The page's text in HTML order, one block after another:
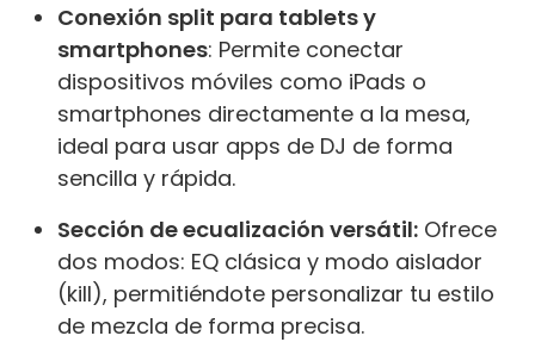
Conexión split para tablets y
smartphones: Permite conectar
dispositivos móviles como iPads o
smartphones directamente a la mesa,
ideal para usar apps de DJ de forma
sencilla y rápida.
Sección de ecualización versátil: Ofrece
dos modos: EQ clásica y modo aislador
(kill), permitiéndote personalizar tu estilo
de mezcla de forma precisa.